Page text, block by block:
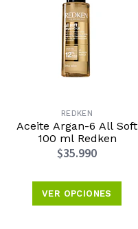
REDKEN
Aceite Argan-6 All Soft
100 ml Redken
$35.990
VER OPCIONES